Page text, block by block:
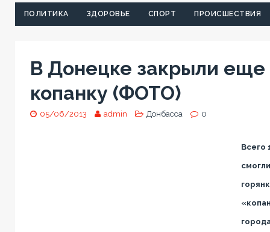
ПОЛИТИКА ЗДОРОВЬЕ СПОРТ ПРОИСШЕСТВИЯ
В Донецке закрыли еще
копанку (ФОТО)
05/06/2013 admin Донбасса 0
Всего